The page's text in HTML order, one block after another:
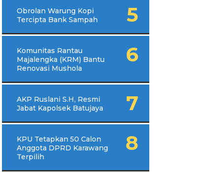
Obrolan Warung Kopi
Tercipta Bank Sampah
Komunitas Rantau
Majalengka (KRM) Bantu
Renovasi Mushola
AKP Ruslani S.H, Resmi
Jabat Kapolsek Batujaya
KPU Tetapkan 50 Calon
Anggota DPRD Karawang
Terpilih